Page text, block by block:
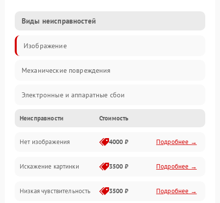
Виды неисправностей
Изображение
Механические повреждения
Электронные и аппаратные сбои
Неисправности сенсора и оптики
Программные ошибки
Электропитание
Измерения
Неисправности Стоимость
Нет изображения 4000 ₽ Подробнее →
Искажение картинки 3500 ₽ Подробнее →
Низкая чувствительность 3500 ₽ Подробнее →